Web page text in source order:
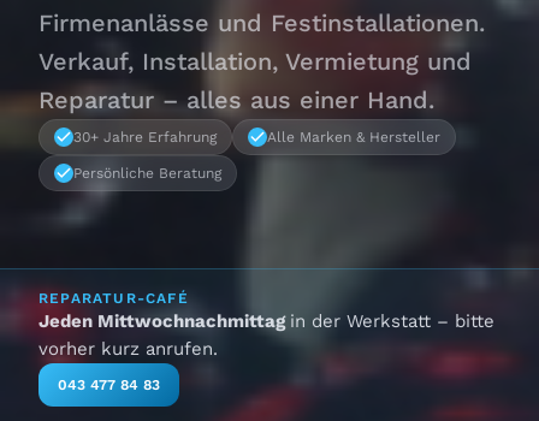
Firmenanlässe und Festinstallationen.
Verkauf, Installation, Vermietung und
Reparatur – alles aus einer Hand.
30+ Jahre Erfahrung Alle Marken & Hersteller
Persönliche Beratung
REPARATUR-CAFÉ
Jeden Mittwochnachmittag in der Werkstatt – bitte
vorher kurz anrufen.
043 477 84 83